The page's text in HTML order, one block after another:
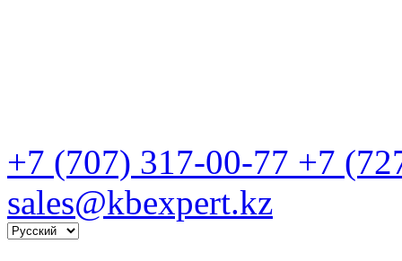
+7 (707) 317-00-77 +7
sales@kbexpert.kz